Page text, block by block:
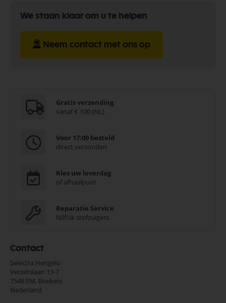
We staan klaar om u te helpen
Neem contact met ons op
Gratis verzending
vanaf € 100 (NL)
Voor 17:00 besteld
direct verzonden
Kies uw leverdag
of afhaalpunt
Reparatie Service
Nilfisk stofzuigers
Contact
Selectra Hengelo
Verzetslaan 13-7
7548 EM, Boekelo
Nederland